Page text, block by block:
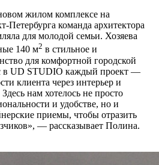
жилом комплексе на
Петербурга команда архитектора
для молодой семьи. Хозяева
140 м2 в стильное и
для комфортной городской
в UD STUDIO каждый проект —
клиента через интерьер и
нам хотелось не просто
и удобстве, но и
приемы, чтобы отразить
— рассказывает Полина.